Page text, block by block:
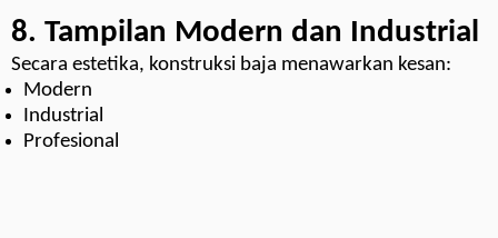
8. Tampilan Modern dan Industrial
Secara estetika, konstruksi baja menawarkan kesan:
Modern
Industrial
Profesional